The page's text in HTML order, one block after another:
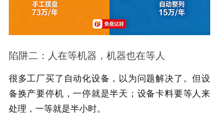
陷阱二：人在等机器，机器也在等人
很多工厂买了自动化设备，以为问题解决了。但设
备换产要停机，一停就是半天；设备卡料要等人来
处理，一等就是半小时。